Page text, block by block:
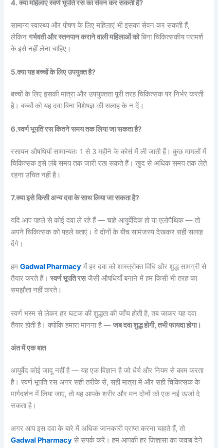
4. क्या महिलाएं स्वर्ण भूपति रस का सेवन कर सकती हैं?
सामान्य स्वास्थ्य और पोषण के लिए महिलाएं भी इसका सेवन कर सकती हैं,
लेकिनगर्भवती और स्तनपान कराने वाली महिलाओं कोबिना चिकित्सकीय परामर्श
के इसे नहीं लेना चाहिए।
5.क्या यह बच्चों के लिए उपयुक्त है?
बच्चों के लिए इसकी मात्रा और उपयुक्तता पूरी तरह चिकित्सक पर निर्भर करती
है। बच्चों को यह दवा बिना विशेषज्ञ की सलाह के न दें।
6.स्वर्ण भूपति रस कितने समय तक लिया जा सकता है?
रसायन औषधियाँ सामान्यतः 1 से 3 महीने के कोर्स में ली जाती हैं। कुछ मामलों में
चिकित्सक इसे लंबे समय तक जारी रख सकते हैं। खुद से अधिक समय तक लेते
रहना उचित नहीं है।
7.क्या इसे किसी अन्य दवा के साथ लिया जा सकता है?
यदि आप पहले से कोई दवा ले रहे हैं — चाहे आयुर्वेदिक हो या एलोपैथिक — तो
अपने चिकित्सक को पहले बताएं। वे दोनों के बीच सामंजस्य देखकर सही सलाह
देंगे।
हमGadwal Pharmacy में हर दवा को शास्त्रोक्त विधि और शुद्ध सामग्री से
तैयार करते हैं।स्वर्ण भूपति रसजैसी औषधियाँ बनाने में हम किसी भी तरह का
समझौता नहीं करते।
स्वर्ण भस्म से लेकर हर घटक की शुद्धता की जाँच होती है, तब जाकर यह दवा
तैयार होती है। क्योंकि हमारा मानना है —जब दवा शुद्ध होगी, तभी फायदा होगा।
अंत में एक बात
आयुर्वेद कोई जादू नहीं है — यह एक विज्ञान है जो धैर्य और नियम से काम करता
है। स्वर्ण भूपति रस अगर सही तरीके से, सही मात्रा में और सही चिकित्सक के
मार्गदर्शन में लिया जाए, तो यह आपके शरीर और मन दोनों को एक नई ऊर्जा दे
सकता है।
अगर आप इस दवा के बारे में अधिक जानकारी प्राप्त करना चाहते हैं, तो
Gadwal Pharmacy से संपर्क करें। हम आपकी हर जिज्ञासा का जवाब देने